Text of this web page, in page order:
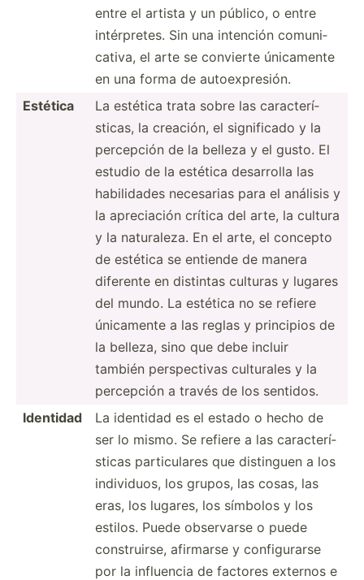
entre el artista y un público, o entre
intérp­retes. Sin una intención comuni­
cativa, el arte se convierte únicamente
en una forma de autoex­pre­sión.
Estética
La estética trata sobre las caract­erí­
sticas, la creación, el signif­icado y la
percepción de la belleza y el gusto. El
estudio de la estética desarrolla las
habili­dades necesarias para el análisis y
la apreci­ación crítica del arte, la cultura
y la natura­leza. En el arte, el concepto
de estética se entiende de manera
diferente en distintas culturas y lugares
del mundo. La estética no se refiere
únicamente a las reglas y principios de
la belleza, sino que debe incluir
también perspe­ctivas culturales y la
percepción a través de los sentidos.
Identidad
La identidad es el estado o hecho de
ser lo mismo. Se refiere a las caract­erí­
sticas partic­ulares que distinguen a los
indivi­duos, los grupos, las cosas, las
eras, los lugares, los símbolos y los
estilos. Puede observarse o puede
constr­uirse, afirmarse y config­urarse
por la influencia de factores externos e